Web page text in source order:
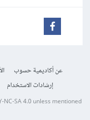
عن أكاديمية حسوب
إرشادات الاستخدام
NC-SA 4.0unless mentioned